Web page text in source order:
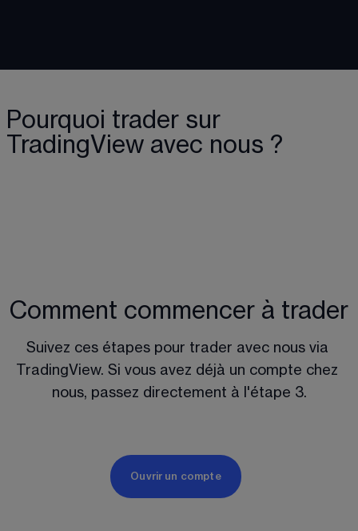
Pourquoi trader sur
TradingView avec nous ?
Comment commencer à trader
Suivez ces étapes pour trader avec nous via
TradingView. Si vous avez déjà un compte chez
nous, passez directement à l'étape 3.
Ouvrir un compte